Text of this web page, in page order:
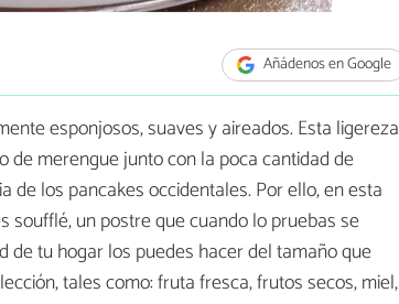
Añádenos en Google
esponjosos, suaves y aireados. Esta ligereza
de merengue junto con la poca cantidad de
de los pancakes occidentales. Por ello, en esta
un postre que cuando lo pruebas se
de tu hogar los puedes hacer del tamaño que
tales como: fruta fresca, frutos secos, miel,